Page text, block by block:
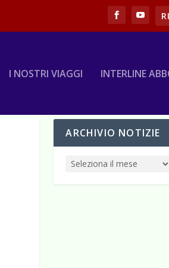
I NOSTRI VIAGGI INTERLINE
ARCHIVIO NOTIZIE